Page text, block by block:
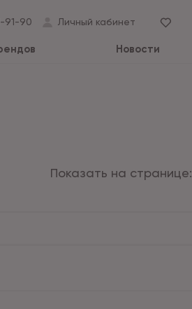
91-90 Личный кабинет
Новости
Показать на странице: